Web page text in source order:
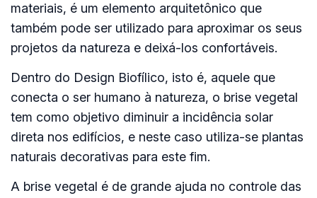
materiais, é um elemento arquitetônico que
também pode ser utilizado para aproximar os seus
projetos da natureza e deixá-los confortáveis.
Dentro do Design Biofílico, isto é, aquele que
conecta o ser humano à natureza, o brise vegetal
tem como objetivo diminuir a incidência solar
direta nos edifícios, e neste caso utiliza-se plantas
naturais decorativas para este fim.
A brise vegetal é de grande ajuda no controle das